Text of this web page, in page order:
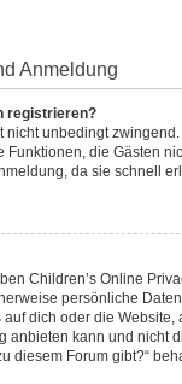
Anmeldung
registrieren?
nicht unbedingt
Funktionen, die Gästen
da sie schnell
Children’s Online
persönliche
dich oder die
anbieten kann und nicht
diesem Forum gibt?“